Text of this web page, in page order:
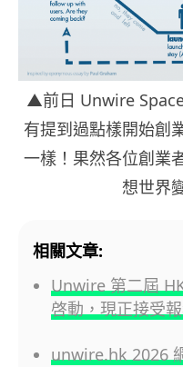
▲前日 Unwire
有提到過點樣開始創
一樣！果然各位創業
想世界
相關文章:
Unwire 第二屆
啓動，現正接受
unwire.hk 2026